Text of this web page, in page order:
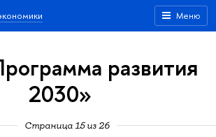
Меню
развития
2030»
Страница 15 из 26